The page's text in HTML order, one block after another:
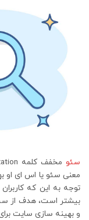
سئو
معنی سئو یا اس ای او
توجه به این که
بیشتر است، هدف از
و بهینه سازی سایت